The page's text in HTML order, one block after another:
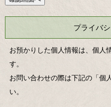
プライバ
お預かりした個人情報は、個人
す。
お問い合わせの際は下記の「個
い。